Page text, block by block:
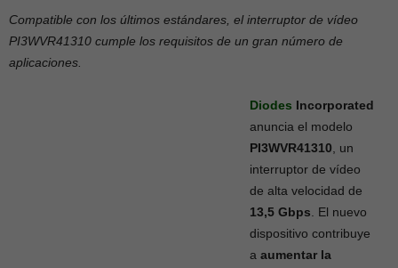
Compatible con los últimos estándares, el interruptor de vídeo
PI3WVR41310 cumple los requisitos de un gran número de
aplicaciones.
Diodes Incorporated
anuncia el modelo
PI3WVR41310 , un
interruptor de vídeo
de alta velocidad de
13,5 Gbps . El nuevo
dispositivo contribuye
a aumentar la